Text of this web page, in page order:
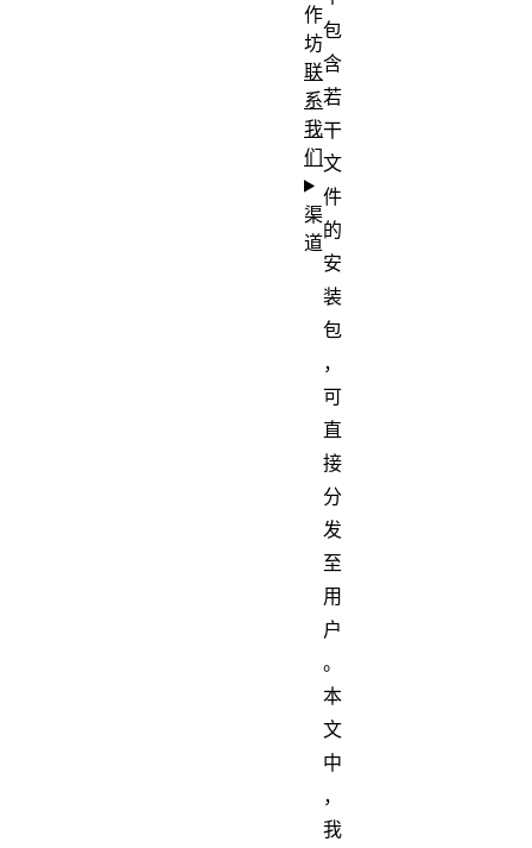
包
含
若
干
文
件
的
安
装
包
，
可
直
接
分
发
至
用
户
。
本
文
中
，
我
作
坊
联
系
我
们
渠
道